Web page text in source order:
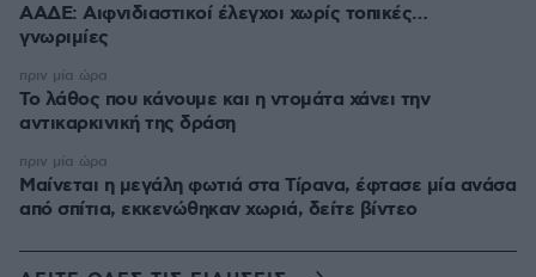
ΑΑΔΕ: Αιφνιδιαστικοί έλεγχοι χωρίς τοπικές…
γνωριμίες
Το λάθος που κάνουμε και η ντομάτα χάνει την
αντικαρκινική της δράση
πριν μία ώρα
Μαίνεται η μεγάλη φωτιά στα Τίρανα, έφτασε μία ανάσα
από σπίτια, εκκενώθηκαν χωριά, δείτε βίντεο
πριν μία ώρα